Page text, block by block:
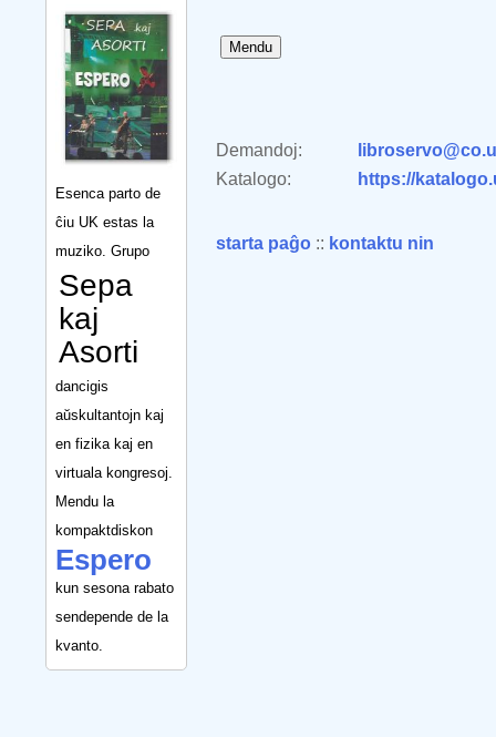
Esenca parto de
ĉiu UK estas la
muziko. Grupo
Sepa
kaj
Asorti
dancigis
aŭskultantojn kaj
en fizika kaj en
virtuala kongresoj.
Mendu la
kompaktdiskon
Espero
kun sesona rabato
sendepende de la
kvanto.
Demandoj:
Katalogo:
https://
starta paĝo :: kontaktu nin